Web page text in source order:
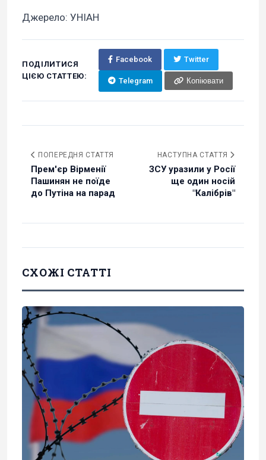
Джерело: УНІАН
ПОДІЛИТИСЯ
ЦІЄЮ СТАТТЕЮ:
Facebook Twitter
Telegram Копіювати
ПОПЕРЕДНЯ СТАТТЯ
Прем'єр Вірменії
Пашинян не поїде
до Путіна на парад
НАСТУПНА СТАТТЯ
ЗСУ уразили у Росії
ще один носій
"Калібрів"
СХОЖІ СТАТТІ